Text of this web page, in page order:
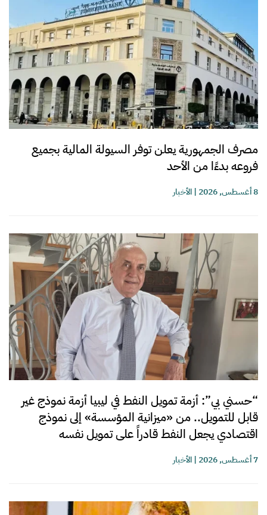
مصرف الجمهورية يعلن توفر السيولة المالية بجميع
فروعه بدءًا من الأحد
8 أغسطس, 2026 |الأخبار
“حسني بي”: أزمة تمويل النفط في ليبيا أزمة نموذج غير
قابل للتمويل.. من «ميزانية المؤسسة» إلى نموذج
اقتصادي يجعل النفط قادراً على تمويل نفسه
7 أغسطس, 2026 |الأخبار